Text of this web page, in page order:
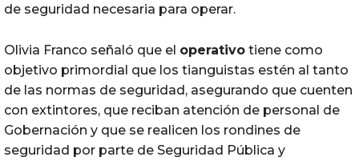
de seguridad necesaria para operar.
Olivia Franco señaló que el operativo tiene como
objetivo primordial que los tianguistas estén al tanto
de las normas de seguridad, asegurando que cuenten
con extintores, que reciban atención de personal de
Gobernación y que se realicen los rondines de
seguridad por parte de Seguridad Pública y